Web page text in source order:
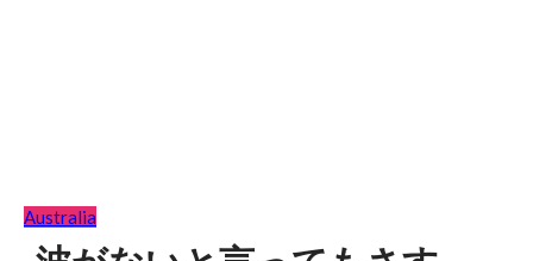
Australia